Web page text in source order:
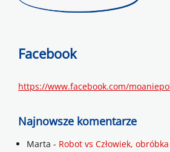
Facebook
https://www.facebook.com/
Najnowsze komentarze
Marta - Robot vs Człowiek,